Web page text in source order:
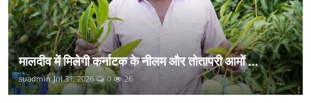
मालदीव में मिलेगी कर्नाटक के नीलम और तोतापरी आमों ...
suadmin Jul 31, 2026 0 26